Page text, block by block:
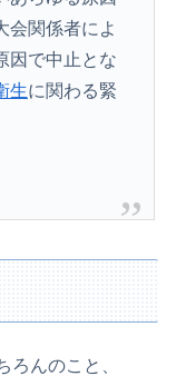
会関係者によ
因で中止とな
生に関わる緊
ろんのこと、